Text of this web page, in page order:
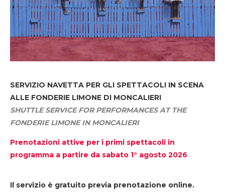
SERVIZIO NAVETTA PER GLI SPETTACOLI IN SCENA
ALLE FONDERIE LIMONE DI MONCALIERI
SHUTTLE SERVICE FOR PERFORMANCES AT THE
FONDERIE LIMONE IN MONCALIERI
Prenotazioni attive per i primi spettacoli in
programma a partire da sabato 1° agosto 2026
Il servizio è gratuito previa prenotazione online.